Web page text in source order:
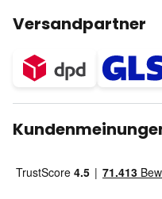
Versandpartner